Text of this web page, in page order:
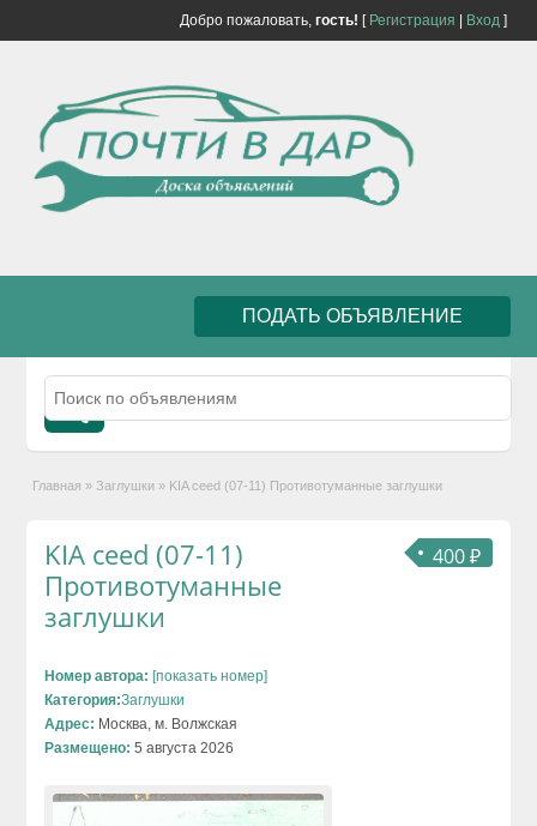
Добро пожаловать, гость! [ Регистрация Вход]
ПОДАТЬ ОБЪЯВЛЕНИЕ
Главная » Заглушки » KIA ceed (07-11) Противотуманные заглушки
400 ₽
KIA ceed (07-11)
Противотуманные
заглушки
Номер автора: [показать номер]
Категория:Заглушки
Адрес: Москва, м. Волжская
Размещено: 5 августа 2026